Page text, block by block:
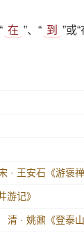
在 ”、“ 到 ”或
· 王安石《游褒禅
游记》
清 · 姚鼐《登泰山